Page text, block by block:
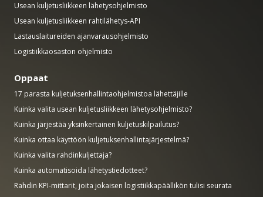
Usean kuljetusliikkeen lähetysohjelmisto
Usean kuljetusliikkeen rahtilähetys-API
Lastauslaitureiden ajanvarausohjelmisto
Logistiikkaosaston ohjelmisto
Oppaat
17 parasta kuljetuksenhallintaohjelmistoa lähettäjille
Kuinka valita usean kuljetusliikkeen lähetysohjelmisto?
Kuinka järjestää yksinkertainen kuljetuskilpailutus?
Kuinka ottaa käyttöön kuljetuksenhallintajärjestelmä?
Kuinka valita rahdinkuljettaja?
Kuinka automatisoida lähetystiedotteet?
Rahdin KPI-mittarit, joita jokaisen logistiikkapäällikön tulisi seurata